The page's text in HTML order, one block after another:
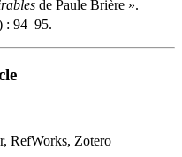
de Paule Brière ».
: 94–95.
RefWorks, Zotero